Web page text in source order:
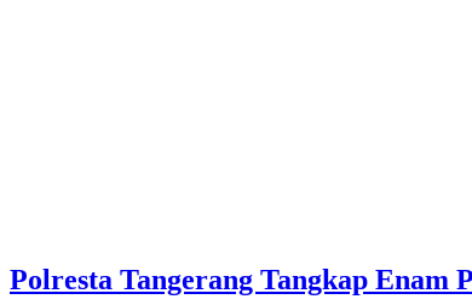
Polresta Tangerang Tangkap Enam